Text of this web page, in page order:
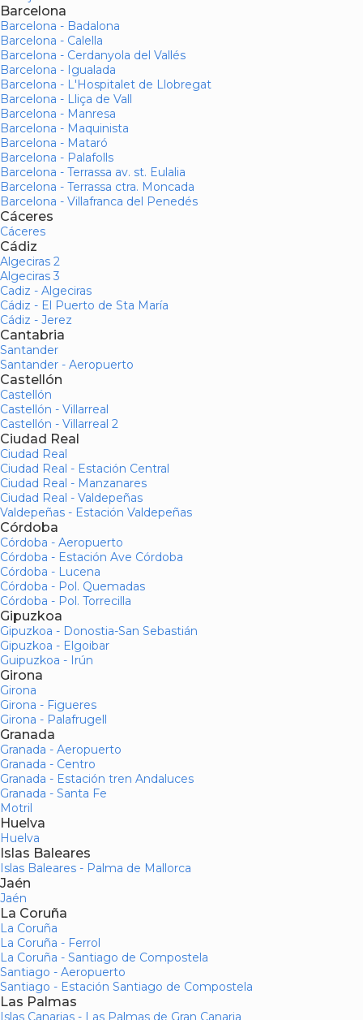
Barcelona
Barcelona - Badalona
Barcelona - Calella
Barcelona - Cerdanyola del Vallés
Barcelona - Igualada
Barcelona - L'Hospitalet de Llobregat
Barcelona - Lliça de Vall
Barcelona - Manresa
Barcelona - Maquinista
Barcelona - Mataró
Barcelona - Palafolls
Barcelona - Terrassa av. st. Eulalia
Barcelona - Terrassa ctra. Moncada
Barcelona - Villafranca del Penedés
Cáceres
Cáceres
Cádiz
Algeciras 2
Algeciras 3
Cadiz - Algeciras
Cádiz - El Puerto de Sta María
Cádiz - Jerez
Cantabria
Santander
Santander - Aeropuerto
Castellón
Castellón
Castellón - Villarreal
Castellón - Villarreal 2
Ciudad Real
Ciudad Real
Ciudad Real - Estación Central
Ciudad Real - Manzanares
Ciudad Real - Valdepeñas
Valdepeñas - Estación Valdepeñas
Córdoba
Córdoba - Aeropuerto
Córdoba - Estación Ave Córdoba
Córdoba - Lucena
Córdoba - Pol. Quemadas
Córdoba - Pol. Torrecilla
Gipuzkoa
Gipuzkoa - Donostia-San Sebastián
Gipuzkoa - Elgoibar
Guipuzkoa - Irún
Girona
Girona
Girona - Figueres
Girona - Palafrugell
Granada
Granada - Aeropuerto
Granada - Centro
Granada - Estación tren Andaluces
Granada - Santa Fe
Motril
Huelva
Huelva
Islas Baleares
Islas Baleares - Palma de Mallorca
Jaén
Jaén
La Coruña
La Coruña
La Coruña - Ferrol
La Coruña - Santiago de Compostela
Santiago - Aeropuerto
Santiago - Estación Santiago de Compostela
Las Palmas
Islas Canarias - Las Palmas de Gran Canaria